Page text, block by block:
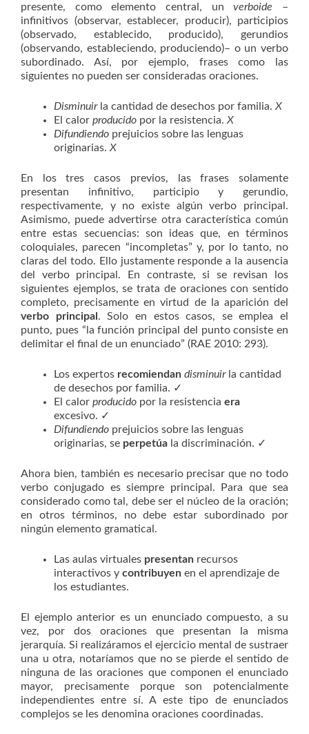
presente, como elemento central, unverboide –
infinitivos (observar, establecer, producir), participios
(observado, establecido, producido), gerundios
(observando, estableciendo, produciendo)– o un verbo
subordinado. Así, por ejemplo, frases como las
siguientes no pueden ser consideradas oraciones.
Disminuirla cantidad de desechos por familia. X
El calor producido por la resistencia. X
Difundiendo prejuicios sobre las lenguas
originarias. X
En los tres casos previos, las frases solamente
presentan infinitivo, participio y gerundio,
respectivamente, y no existe algún verbo principal.
Asimismo, puede advertirse otra característica común
entre estas secuencias: son ideas que, en términos
coloquiales, parecen “incompletas” y, por lo tanto, no
claras del todo. Ello justamente responde a la ausencia
del verbo principal. En contraste, si se revisan los
siguientes ejemplos, se trata de oraciones con sentido
completo, precisamente en virtud de la aparición del
verbo principal . Solo en estos casos, se emplea el
punto, pues “la función principal del punto consiste en
delimitar el final de un enunciado” (RAE 2010: 293).
Los expertos recomiendan disminuirla cantidad
de desechos por familia. ✓
El calor producido por la resistencia era
excesivo. ✓
Difundiendo prejuicios sobre las lenguas
originarias, se perpetúa la discriminación. ✓
Ahora bien, también es necesario precisar que no todo
verbo conjugado es siempre principal. Para que sea
considerado como tal, debe ser el núcleo de la oración;
en otros términos, no debe estar subordinado por
ningún elemento gramatical.
Las aulas virtuales presentan recursos
interactivos y contribuyen en el aprendizaje de
los estudiantes.
El ejemplo anterior es un enunciado compuesto, a su
vez, por dos oraciones que presentan la misma
jerarquía. Si realizáramos el ejercicio mental de sustraer
una u otra, notaríamos que no se pierde el sentido de
ninguna de las oraciones que componen el enunciado
mayor, precisamente porque son potencialmente
independientes entre sí. A este tipo de enunciados
complejos se les denomina oraciones coordinadas.